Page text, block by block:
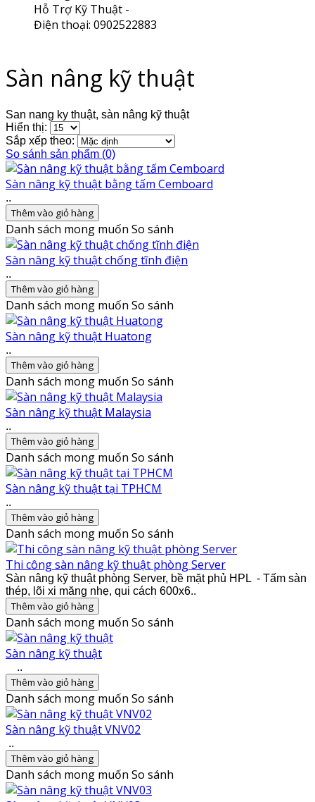
Hỗ Trợ Kỹ Thuật -
Điện thoại: 0902522883
Sàn nâng kỹ thuật
San nang ky thuật, sàn nâng kỹ thuật
Hiển thị:
Sắp xếp theo:
So sánh sản phẩm (0)
Sàn nâng kỹ thuật bằng tấm Cemboard
..
Thêm vào giỏ hàng
Danh sách mong muốn So sánh
Sàn nâng kỹ thuật chống tĩnh điện
..
Thêm vào giỏ hàng
Danh sách mong muốn So sánh
Sàn nâng kỹ thuật Huatong
..
Thêm vào giỏ hàng
Danh sách mong muốn So sánh
Sàn nâng kỹ thuật Malaysia
..
Thêm vào giỏ hàng
Danh sách mong muốn So sánh
Sàn nâng kỹ thuật tại TPHCM
..
Thêm vào giỏ hàng
Danh sách mong muốn So sánh
Thi công sàn nâng kỹ thuật phòng Server
Sàn nâng kỹ thuật phòng Server, bề mặt phủ HPL - Tấm sàn
thép, lõi xi măng nhẹ, qui cách 600x6..
Thêm vào giỏ hàng
Danh sách mong muốn So sánh
Sàn nâng kỹ thuật
..
Thêm vào giỏ hàng
Danh sách mong muốn So sánh
Sàn nâng kỹ thuật VNV02
..
Thêm vào giỏ hàng
Danh sách mong muốn So sánh